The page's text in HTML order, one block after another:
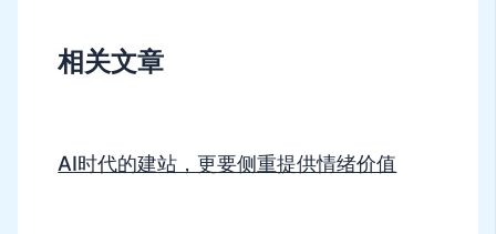
相关文章
AI时代的建站，更要侧重提供情绪价值